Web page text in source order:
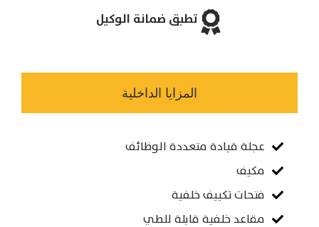
تطبق ضمانة الوكيل
المزايا الداخلية
عجلة قيادة متعددة الوظائف
مكيف
فتحات تكييف خلفية
مقاعد خلفية قابلة للطي